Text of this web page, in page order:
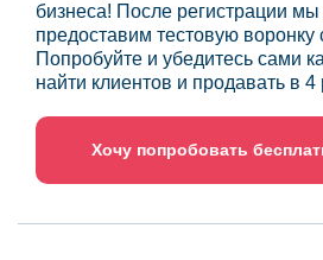
бизнеса! После регистрации
предоставим тестовую воронку
Попробуйте и убедитесь сами
найти клиентов и продавать в 4
Хочу попробовать